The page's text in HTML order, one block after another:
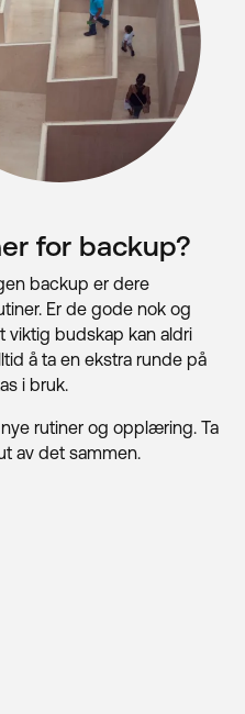
for backup?
backup er dere
Er de gode nok og
viktig budskap kan aldri
å ta en ekstra runde på
i bruk.
rutiner og opplæring. Ta
av det sammen.